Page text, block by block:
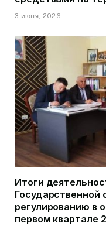
3 июня, 2026
Итоги
Государственной
регулированию в
первом квартале